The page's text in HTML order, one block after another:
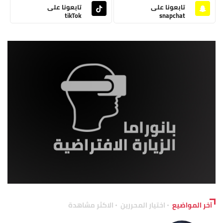
تابعونا على
snapchat
تابعونا على
tikTok
آخر المواضيع اختيار المحررين الاكثر مشاهدة